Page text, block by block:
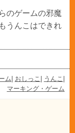
のゲームの邪魔
うんこはできれ
ム おしっこ うんこ
マーキング・ゲーム